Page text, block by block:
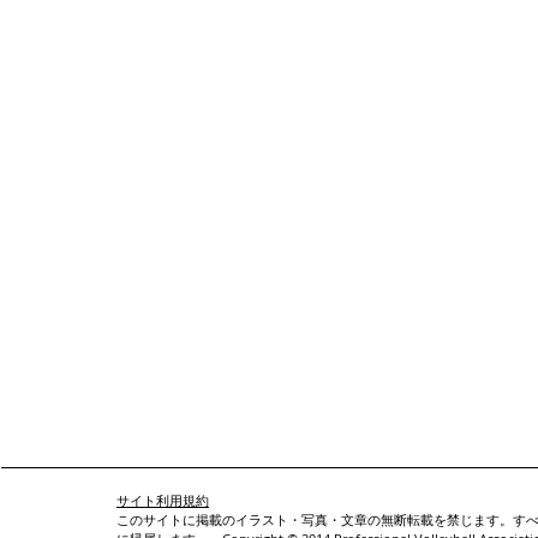
サイト利用規約
このサイトに掲載のイラスト・写真・文章の無断転載を禁じます。